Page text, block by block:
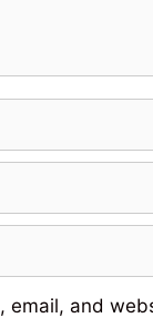
email, and